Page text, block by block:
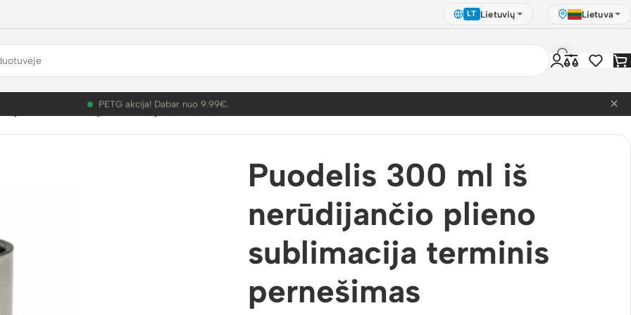
LT Lietuvių Lietuva
PETG akcija! Dabar nuo 9.99€. ×
plieno sublimacija terminis pernešimas
Puodelis 300 ml iš
nerūdijančio plieno
sublimacija terminis
pernešimas